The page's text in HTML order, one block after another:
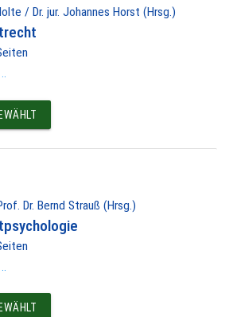
/ Dr. jur. Johannes Horst (Hrsg.)
Dr. Bernd Strauß (Hrsg.)